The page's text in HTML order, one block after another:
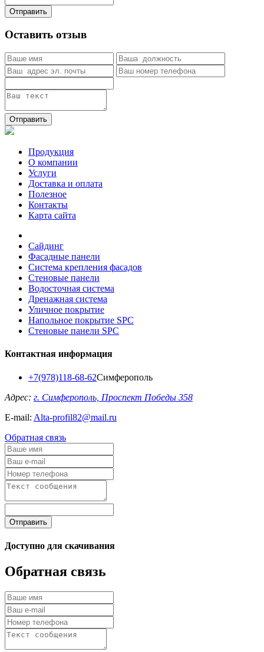
Отправить
Оставить отзыв
Отправить
Продукция
О компании
Услуги
Доставка и оплата
Полезное
Контакты
Карта сайта
Сайдинг
Фасадные панели
Система крепления фасадов
Стеновые панели
Водосточная система
Дренажная система
Уличное покрытие
Напольное покрытие SPC
Стеновые панели SPC
Контактная информация
+7(978)118-68-62Симферополь
Адрес: г. Симферополь, Проспект Победы 358
E-mail: Alta-profil82@mail.ru
Обратная связь
Отправить
Доступно для скачивания
Обратная связь